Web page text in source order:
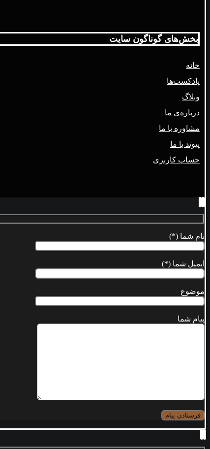
بخش‌های گوناگون سایت
خانه
پادکست‌ها
وبلاگ
درباره‌ی ما
مشاوره با ما
پیوند با ما
حساب کاربری
نام شما (*)
ایمیل شما (*)
موضوع
پیام شما